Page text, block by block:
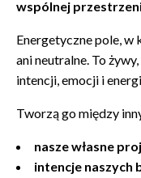
wspólnej
Energetyczne pole, w
ani neutralne. To
intencji, emocji i
Tworzą go między
nasze własne
intencje naszych